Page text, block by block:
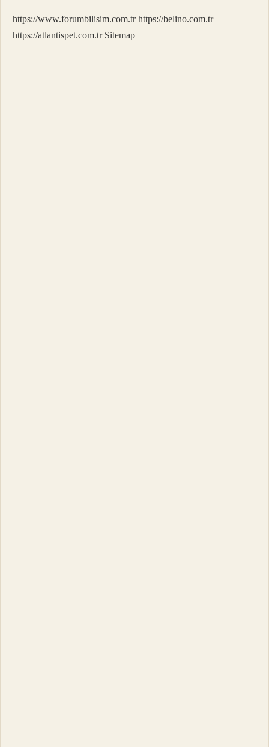
https://www.forumbilisim.com.tr https://belino.com.tr
https://atlantispet.com.tr Sitemap